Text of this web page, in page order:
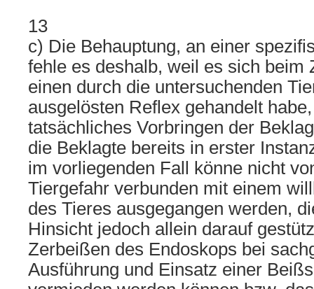
13
c) Die Behauptung, an einer
fehle es deshalb, weil es sich beim
einen durch die untersuchenden
ausgelösten Reflex gehandelt
tatsächliches Vorbringen der
die Beklagte bereits in erster
im vorliegenden Fall könne nicht
Tiergefahr verbunden mit einem
des Tieres ausgegangen werden,
Hinsicht jedoch allein darauf
Zerbeißen des Endoskops bei
Ausführung und Einsatz einer